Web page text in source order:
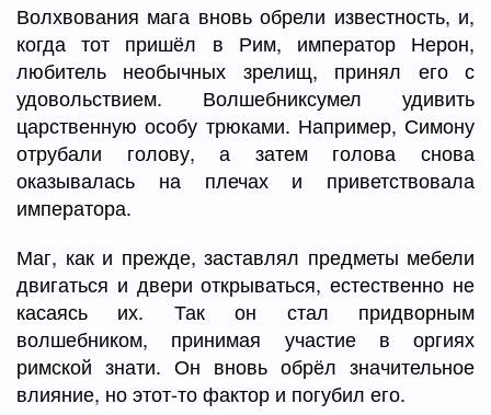
Волхвования мага вновь обрели известность, и,
когда тот пришёл в Рим, император Нерон,
любитель необычных зрелищ, принял его с
удовольствием. Волшебниксумел удивить
царственную особу трюками. Например, Симону
отрубали голову, а затем голова снова
оказывалась на плечах и приветствовала
императора.
Маг, как и прежде, заставлял предметы мебели
двигаться и двери открываться, естественно не
касаясь их. Так он стал придворным
волшебником, принимая участие в оргиях
римской знати. Он вновь обрёл значительное
влияние, но этот-то фактор и погубил его.